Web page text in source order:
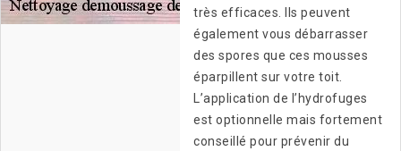
très efficaces. Ils peuvent
également vous débarrasser
des spores que ces mousses
éparpillent sur votre toit.
L’application de l’hydrofuges
est optionnelle mais fortement
conseillé pour prévenir du